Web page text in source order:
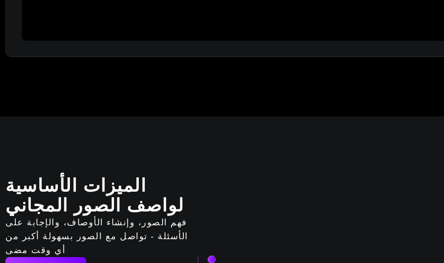
الميزات الأساسية
لواصف الصور المجاني
فهم الصور، وإنشاء الأوصاف، والإجابة على
الأسئلة - تواصل مع الصور بسهولة أكبر من
أي وقت مضى